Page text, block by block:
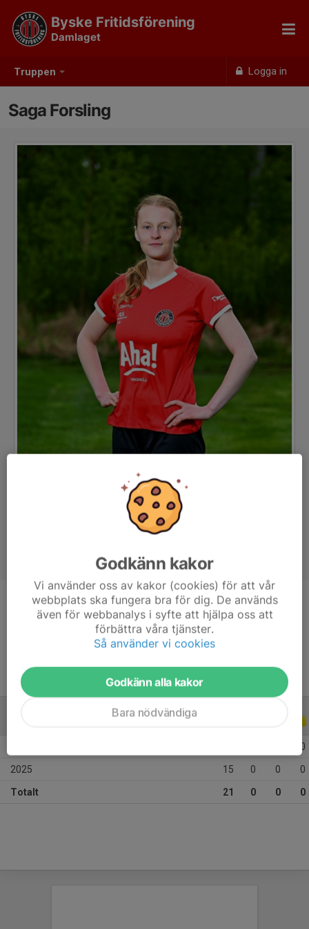
Truppen Logga in
Byske Fritidsförening
Damlaget
Saga Forsling
Position
-
17 år
0
2025 15 0 0 0
Totalt 21 0 0 0
Godkänn kakor
Vi använder oss av kakor (cookies) för att vår
webbplats ska fungera bra för dig. De används
även för webbanalys i syfte att hjälpa oss att
förbättra våra tjänster.
Så använder vi cookies
Godkänn alla kakor
Bara nödvändiga